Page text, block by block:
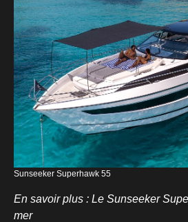
Sunseeker
En savoir plus : Le Sunseeker
mer